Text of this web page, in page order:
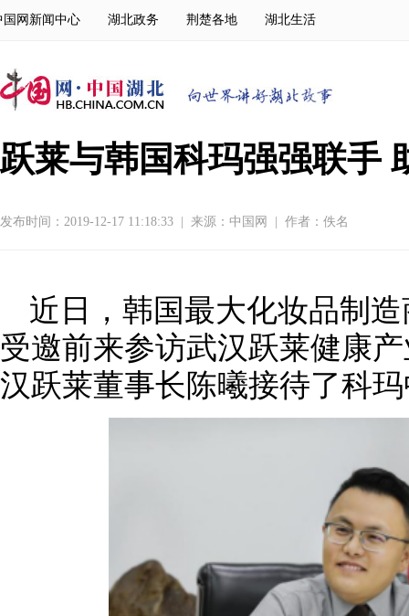
国网新闻中心 湖北政务 荆楚各地 湖北生活
跃莱与韩国科玛强强联手
发布时间：2019-12-17 11:18:33 来源： 中国网 作者：佚名
近日，韩国最大化妆品制
受邀前来参访武汉跃莱健康
汉跃莱董事长陈曦接待了科